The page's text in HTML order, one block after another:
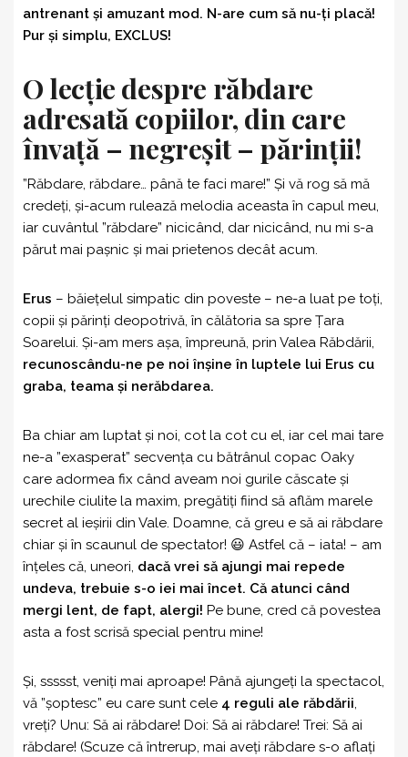
antrenant și amuzant mod. N-are cum să nu-ți placă!
Pur și simplu, EXCLUS!
O lecție despre răbdare
adresată copiilor, din care
învață – negreșit – părinții!
”Răbdare, răbdare… până te faci mare!” Și vă rog să mă
credeți, și-acum rulează melodia aceasta în capul meu,
iar cuvântul ”răbdare” nicicând, dar nicicând, nu mi s-a
părut mai pașnic și mai prietenos decât acum.
Erus – băiețelul simpatic din poveste – ne-a luat pe toți,
copii și părinți deopotrivă, în călătoria sa spre Țara
Soarelui. Și-am mers așa, împreună, prin Valea Răbdării,
recunoscându-ne pe noi înșine în luptele lui Erus cu
graba, teama și nerăbdarea.
Ba chiar am luptat și noi, cot la cot cu el, iar cel mai tare
ne-a ”exasperat” secvența cu bătrânul copac Oaky
care adormea fix când aveam noi gurile căscate și
urechile ciulite la maxim, pregătiți fiind să aflăm marele
secret al ieșirii din Vale. Doamne, că greu e să ai răbdare
chiar și în scaunul de spectator! 😃 Astfel că – iata! – am
înțeles că, uneori, dacă vrei să ajungi mai repede
undeva, trebuie s-o iei mai încet. Că atunci când
mergi lent, de fapt, alergi! Pe bune, cred că povestea
asta a fost scrisă special pentru mine!
Și, ssssst, veniți mai aproape! Până ajungeți la spectacol,
vă ”șoptesc” eu care sunt cele 4 reguli ale răbdării,
vreți? Unu: Să ai răbdare! Doi: Să ai răbdare! Trei: Să ai
răbdare! (Scuze că întrerup, mai aveți răbdare s-o aflați